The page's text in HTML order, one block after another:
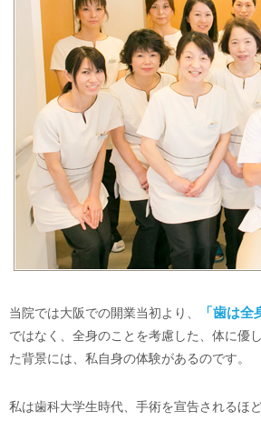
当院では大阪での開業当初より、 「歯は全
ではなく、全身のことを考慮した、体に優
た背景には、私自身の体験があるのです。
私は歯科大学生時代、手術を宣告されるほ